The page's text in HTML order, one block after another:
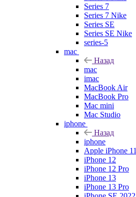
Series 7
Series 7 Nike
Series SE
Series SE Nike
series-5
mac
Назад
mac
imac
MacBook Air
MacBook Pro
Mac mini
Mac Studio
iphone
Назад
iphone
Apple iPhone 11
iPhone 12
iPhone 12 Pro
iPhone 13
iPhone 13 Pro